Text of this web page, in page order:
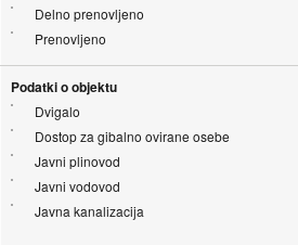
Delno prenovljeno
Prenovljeno
Podatki o objektu
Dvigalo
Dostop za gibalno ovirane osebe
Javni plinovod
Javni vodovod
Javna kanalizacija